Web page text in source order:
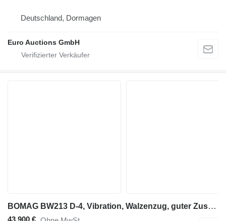
Deutschland, Dormagen
Euro Auctions GmbH
BOMAG BW213 D-4, Vibration, Walzenzug, guter Zustand
43.900 €